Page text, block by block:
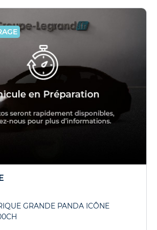
GRANDE PANDA ICÔNE